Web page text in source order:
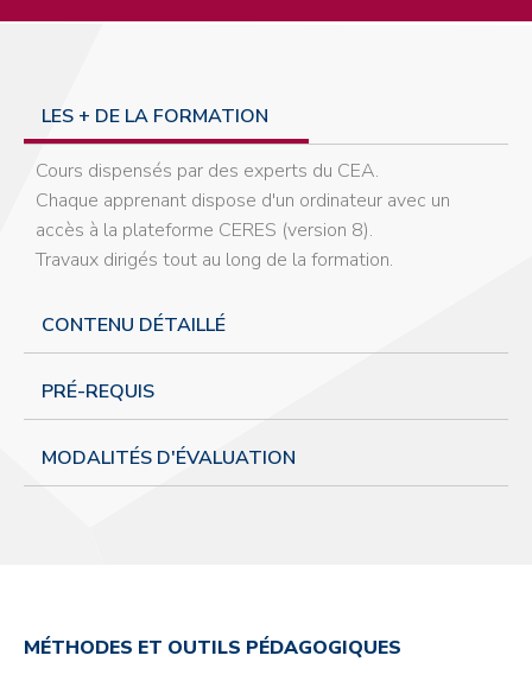
LES + DE LA FORMATION
Cours dispensés par des experts du CEA.
Chaque apprenant dispose d'un ordinateur avec un
accès à la plateforme CERES (version 8).
Travaux dirigés tout au long de la formation.
CONTENU DÉTAILLÉ
PRÉ-REQUIS
MODALITÉS D'ÉVALUATION
MÉTHODES ET OUTILS PÉDAGOGIQUES